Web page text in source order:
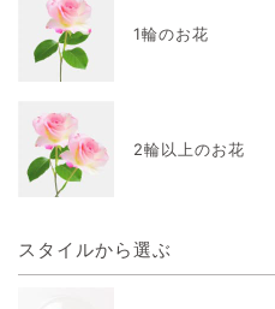
1輪のお花
2輪以上のお花
スタイルから選ぶ